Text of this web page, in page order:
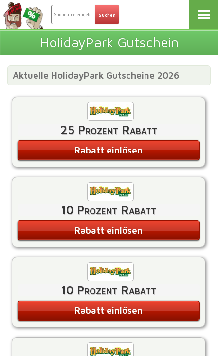
HolidayPark Gutschein
Aktuelle HolidayPark Gutscheine 2026
25 Prozent Rabatt
Rabatt einlösen
10 Prozent Rabatt
Rabatt einlösen
10 Prozent Rabatt
Rabatt einlösen